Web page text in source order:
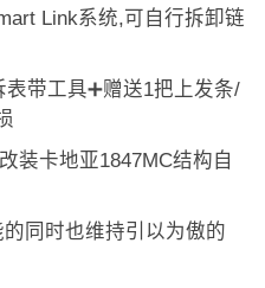
Link系统,可自行拆卸链
带工具➕赠送1把上发条/
装卡地亚1847MC结构自
同时也维持引以为傲的